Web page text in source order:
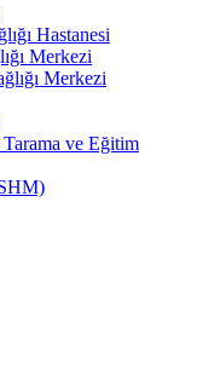
Hastanesi
Merkezi
Merkezi
ve Eğitim